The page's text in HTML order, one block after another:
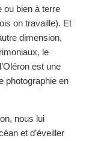
ou bien à terre
on travaille). Et
dimension,
le
est une
photographie en
nous lui
et d’éveiller